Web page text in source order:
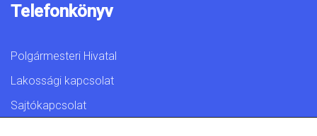
Telefonkönyv
Polgármesteri Hivatal
Lakossági kapcsolat
Sajtókapcsolat